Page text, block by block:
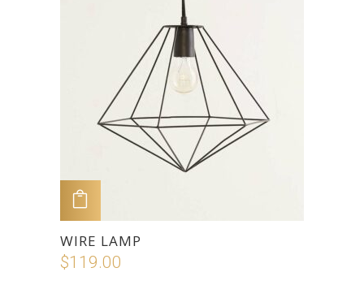
WIRE LAMP
$119.00